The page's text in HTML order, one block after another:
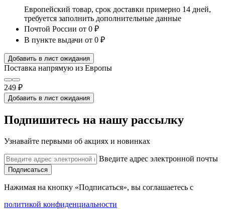
Европейский товар, срок доставки примерно 14 дней,
требуется заполнить дополнительные данные
Почтой России от 0 ₽
В пункте выдачи от 0 ₽
Добавить в лист ожидания
Поставка напрямую из Европы
249 ₽
Добавить в лист ожидания
Подпишитесь на нашу рассылку
Узнавайте первыми об акциях и новинках
Введите адрес электронной почты
Подписаться
Нажимая на кнопку «Подписаться», вы соглашаетесь с
политикой конфиденциальности